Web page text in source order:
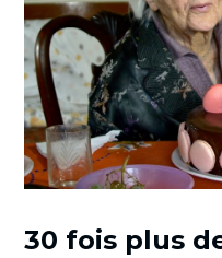
30 fois plus